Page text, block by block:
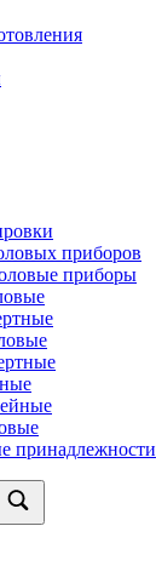
приборов
приборы
принадлежности